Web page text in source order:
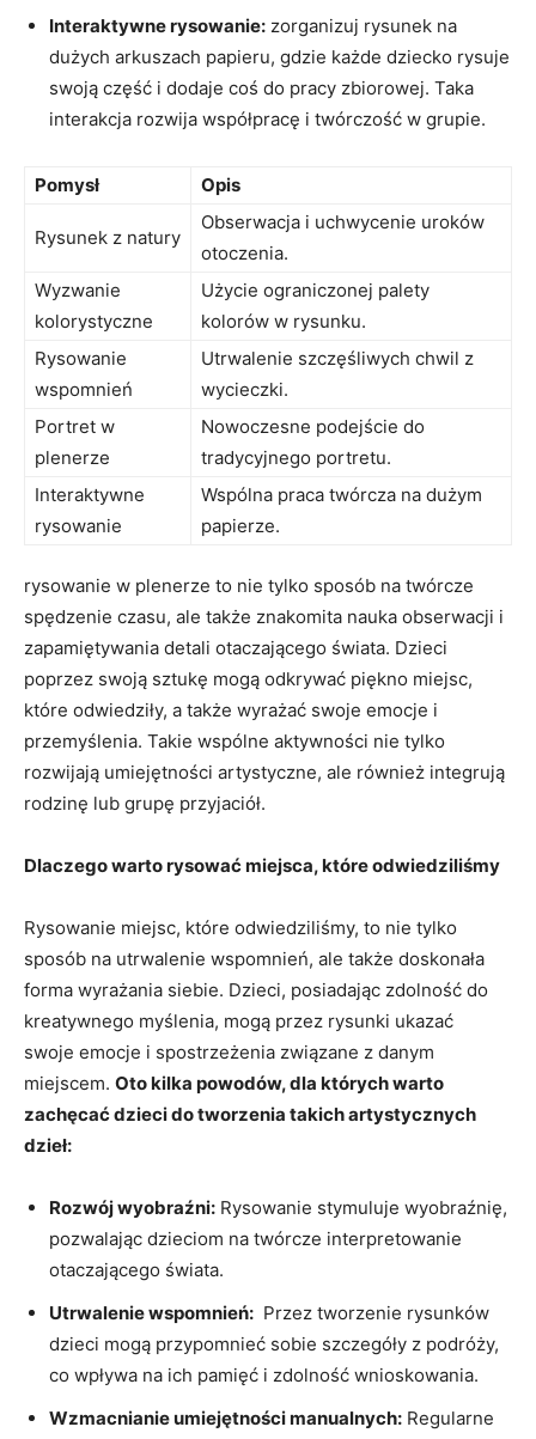
Interaktywne rysowanie: ⁢zorganizuj ‌rysunek na
dużych​ arkuszach papieru, gdzie każde dziecko rysuje
swoją część⁣ i dodaje coś do pracy zbiorowej. Taka
⁣interakcja rozwija współpracę⁤ i twórczość w grupie.
Pomysł Opis
Rysunek z natury
Obserwacja i​ uchwycenie ​uroków
otoczenia.
Wyzwanie
kolorystyczne
Użycie ograniczonej palety
kolorów ⁢w rysunku.
Rysowanie
wspomnień
Utrwalenie szczęśliwych chwil z
wycieczki.
Portret w
plenerze
Nowoczesne⁤ podejście do⁢
tradycyjnego portretu.
Interaktywne
rysowanie
Wspólna⁢ praca twórcza ‌na dużym
papierze.
rysowanie w plenerze to nie tylko sposób na twórcze
spędzenie czasu, ale także znakomita nauka obserwacji i​
zapamiętywania ‍detali otaczającego⁢ świata. Dzieci
poprzez⁣ swoją sztukę mogą‌ odkrywać piękno ‍miejsc,
⁤które odwiedziły, a także wyrażać swoje emocje i
‍przemyślenia. Takie wspólne‌ aktywności nie tylko
rozwijają umiejętności artystyczne, ale również integrują
rodzinę lub grupę przyjaciół.
Dlaczego warto ⁤rysować miejsca, które odwiedziliśmy
Rysowanie ⁢miejsc, które odwiedziliśmy, to⁤ nie tylko
sposób na ⁤utrwalenie wspomnień, ale także doskonała⁣
forma wyrażania‌ siebie. Dzieci, posiadając zdolność do
‍kreatywnego myślenia, mogą⁤ przez rysunki⁣ ukazać
swoje emocje i spostrzeżenia związane z⁢ danym​
miejscem. Oto kilka powodów, dla których warto
zachęcać ‌dzieci ​do tworzenia⁤ takich artystycznych
dzieł:
Rozwój wyobraźni: Rysowanie stymuluje wyobraźnię,⁤
pozwalając dzieciom na twórcze interpretowanie
otaczającego świata.
Utrwalenie wspomnień: ​ Przez tworzenie rysunków
dzieci mogą przypomnieć ⁣sobie szczegóły ‌z podróży,
co wpływa na ich ‌pamięć i zdolność wnioskowania.
Wzmacnianie umiejętności manualnych: Regularne‌